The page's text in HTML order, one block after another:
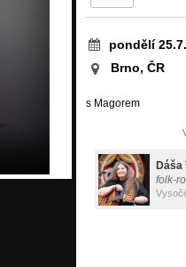
pondělí
Brno, ČR
s Magorem
Dáša
folk-